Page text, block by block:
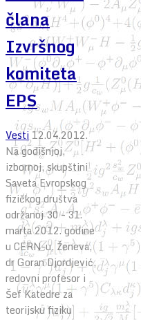
člana
Izvršnog
komiteta
EPS
Vesti 12.04.2012.
Na godišnjoj,
izbornoj, skupštini
Saveta Evropskog
fizičkog društva
održanoj 30 – 31.
marta 2012. godine
u CERN-u, Ženeva,
dr Goran Djordjević,
redovni profesor i
Šef Katedre za
teorijsku fiziku